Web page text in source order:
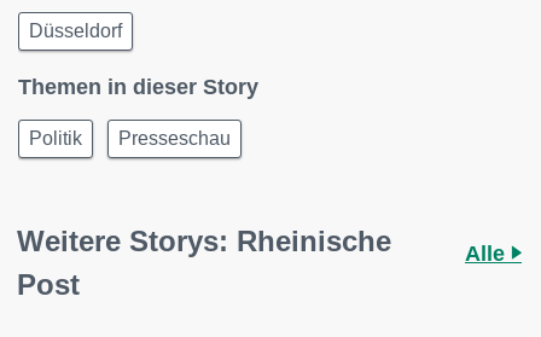
Düsseldorf
Themen in dieser Story
Politik Presseschau
Weitere Storys: Rheinische
Post
Alle